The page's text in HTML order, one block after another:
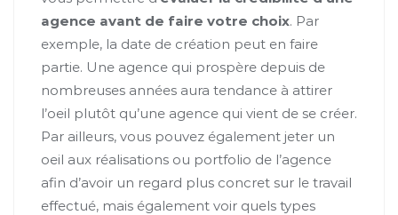
agence avant de faire votre choix. Par
exemple, la date de création peut en faire
partie. Une agence qui prospère depuis de
nombreuses années aura tendance à attirer
l’oeil plutôt qu’une agence qui vient de se créer.
Par ailleurs, vous pouvez également jeter un
oeil aux réalisations ou portfolio de l’agence
afin d’avoir un regard plus concret sur le travail
effectué, mais également voir quels types